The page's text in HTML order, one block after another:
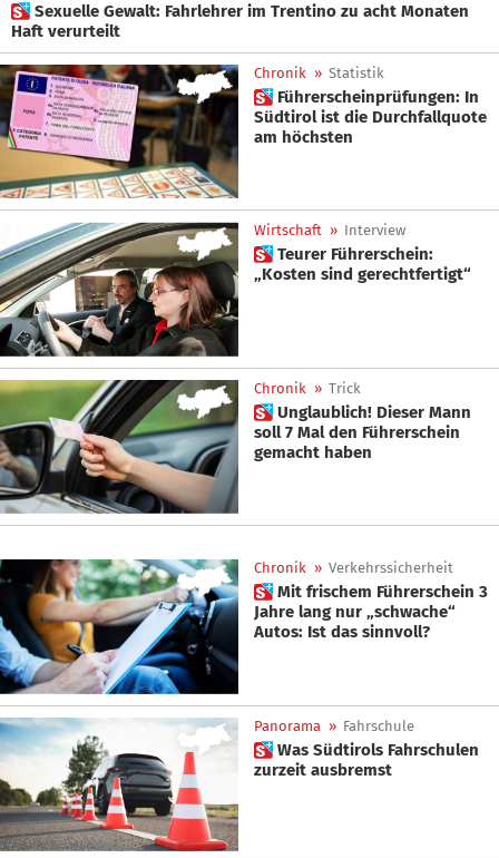
 Sexuelle Gewalt: Fahrlehrer im Trentino zu acht Monaten
Haft verurteilt
Chronik » Statistik
 Führerscheinprüfungen: In
Südtirol ist die Durchfallquote
am höchsten
Wirtschaft » Interview
 Teurer Führerschein:
„Kosten sind gerechtfertigt“
Chronik » Trick
 Unglaublich! Dieser Mann
soll 7 Mal den Führerschein
gemacht haben
Chronik » Verkehrssicherheit
 Mit frischem Führerschein 3
Jahre lang nur „schwache“
Autos: Ist das sinnvoll?
Panorama » Fahrschule
 Was Südtirols Fahrschulen
zurzeit ausbremst